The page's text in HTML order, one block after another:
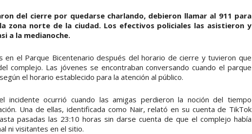
del cierre por quedarse charlando, debieron llamar al 911 para
zona norte de la ciudad. Los efectivos policiales las asistieron y
a la medianoche.
en el Parque Bicentenario después del horario de cierre y tuvieron que
complejo. Las jóvenes se encontraban conversando cuando el parque
el horario establecido para la atención al público.
incidente ocurrió cuando las amigas perdieron la noción del tiempo
Una de ellas, identificada como Nair, relató en su cuenta de TikTok
pasadas las 23:10 horas sin darse cuenta de que el complejo había
ni visitantes en el sitio.